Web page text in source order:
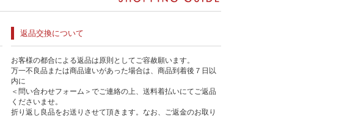
返品交換について
お客様の都合による返品は原則としてご容赦願います。
万一不良品または商品違いがあった場合は、商品到着後７日以
内に
＜問い合わせフォーム＞でご連絡の上、送料着払いにてご返品
くださいませ。
折り返し良品をお送りさせて頂きます。なお、ご返金のお取り